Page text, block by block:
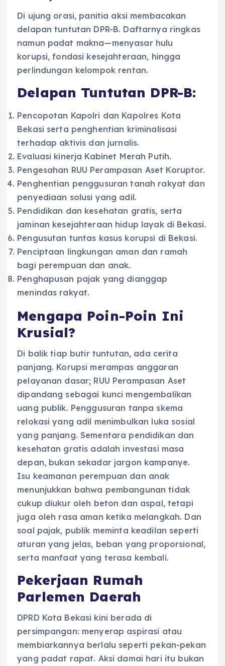
Di ujung orasi, panitia aksi membacakan
delapan tuntutan DPR-B. Daftarnya ringkas
namun padat makna—menyasar hulu
korupsi, fondasi kesejahteraan, hingga
perlindungan kelompok rentan.
Delapan Tuntutan DPR-B:
Pencopotan Kapolri dan Kapolres Kota
Bekasi serta penghentian kriminalisasi
terhadap aktivis dan jurnalis.
Evaluasi kinerja Kabinet Merah Putih.
Pengesahan RUU Perampasan Aset Koruptor.
Penghentian penggusuran tanah rakyat dan
penyediaan solusi yang adil.
Pendidikan dan kesehatan gratis, serta
jaminan kesejahteraan hidup layak di Bekasi.
Pengusutan tuntas kasus korupsi di Bekasi.
Penciptaan lingkungan aman dan ramah
bagi perempuan dan anak.
Penghapusan pajak yang dianggap
menindas rakyat.
Mengapa Poin-Poin Ini
Krusial?
Di balik tiap butir tuntutan, ada cerita
panjang. Korupsi merampas anggaran
pelayanan dasar; RUU Perampasan Aset
dipandang sebagai kunci mengembalikan
uang publik. Penggusuran tanpa skema
relokasi yang adil menimbulkan luka sosial
yang panjang. Sementara pendidikan dan
kesehatan gratis adalah investasi masa
depan, bukan sekadar jargon kampanye.
Isu keamanan perempuan dan anak
menunjukkan bahwa pembangunan tidak
cukup diukur oleh beton dan aspal, tetapi
juga oleh rasa aman ketika melangkah. Dan
soal pajak, publik meminta keadilan seperti
aturan yang jelas, beban yang proporsional,
serta manfaat yang terasa kembali.
Pekerjaan Rumah
Parlemen Daerah
DPRD Kota Bekasi kini berada di
persimpangan: menyerap aspirasi atau
membiarkannya berlalu seperti pekan-pekan
yang padat rapat. Aksi damai hari itu bukan